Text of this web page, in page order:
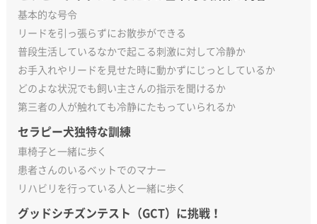
基本的な号令
リードを引っ張らずにお散歩ができる
普段生活しているなかで起こる刺激に対して冷静か
お手入れやリードを見せた時に動かずにじっとしているか
どのよな状況でも飼い主さんの指示を聞けるか
第三者の人が触れても冷静にたもっていられるか
セラピー犬独特な訓練
車椅子と一緒に歩く
患者さんのいるベットでのマナー
リハビリを行っている人と一緒に歩く
グッドシチズンテスト（GCT）に挑戦！